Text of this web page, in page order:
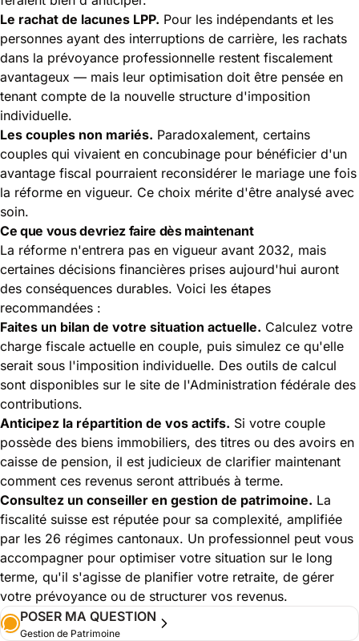
Le rachat de lacunes LPP. Pour les indépendants et les
personnes ayant des interruptions de carrière, les rachats
dans la prévoyance professionnelle restent fiscalement
avantageux — mais leur optimisation doit être pensée en
tenant compte de la nouvelle structure d'imposition
individuelle.
Les couples non mariés. Paradoxalement, certains
couples qui vivaient en concubinage pour bénéficier d'un
avantage fiscal pourraient reconsidérer le mariage une fois
la réforme en vigueur. Ce choix mérite d'être analysé avec
soin.
Ce que vous devriez faire dès maintenant
La réforme n'entrera pas en vigueur avant 2032, mais
certaines décisions financières prises aujourd'hui auront
des conséquences durables. Voici les étapes
recommandées :
Faites un bilan de votre situation actuelle. Calculez votre
charge fiscale actuelle en couple, puis simulez ce qu'elle
serait sous l'imposition individuelle. Des outils de calcul
sont disponibles sur le site de l'Administration fédérale des
contributions.
Anticipez la répartition de vos actifs. Si votre couple
possède des biens immobiliers, des titres ou des avoirs en
caisse de pension, il est judicieux de clarifier maintenant
comment ces revenus seront attribués à terme.
Consultez un conseiller en gestion de patrimoine. La
fiscalité suisse est réputée pour sa complexité, amplifiée
par les 26 régimes cantonaux. Un professionnel peut vous
accompagner pour optimiser votre situation sur le long
terme, qu'il s'agisse de planifier votre retraite, de gérer
votre prévoyance ou de structurer vos revenus.
POSER MA QUESTION
Gestion de Patrimoine